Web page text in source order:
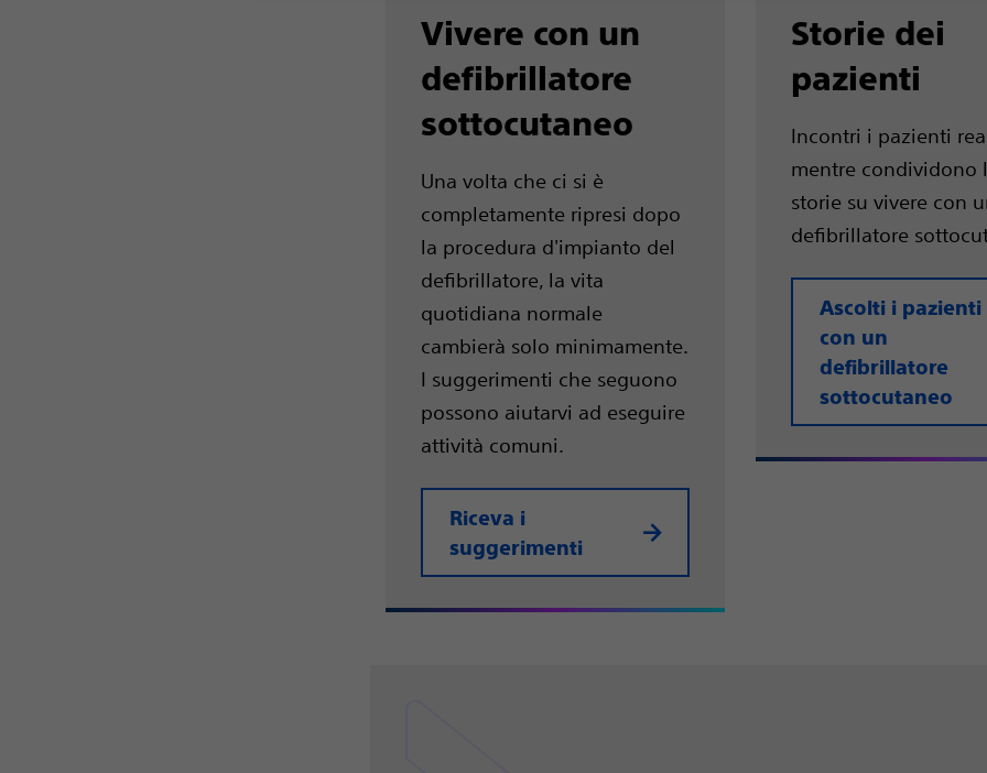
Vivere con un
defibrillatore
sottocutaneo
Una volta che ci si è
completamente ripresi dopo
la procedura d'impianto del
defibrillatore, la vita
quotidiana normale
cambierà solo minimamente.
I suggerimenti che seguono
possono aiutarvi ad eseguire
attività comuni.
Riceva i
suggerimenti
Storie dei
pazienti
Incontri i pazienti
mentre condividono
storie su vivere con
defibrillatore
Ascolti i pazienti
con un
defibrillatore
sottocutaneo